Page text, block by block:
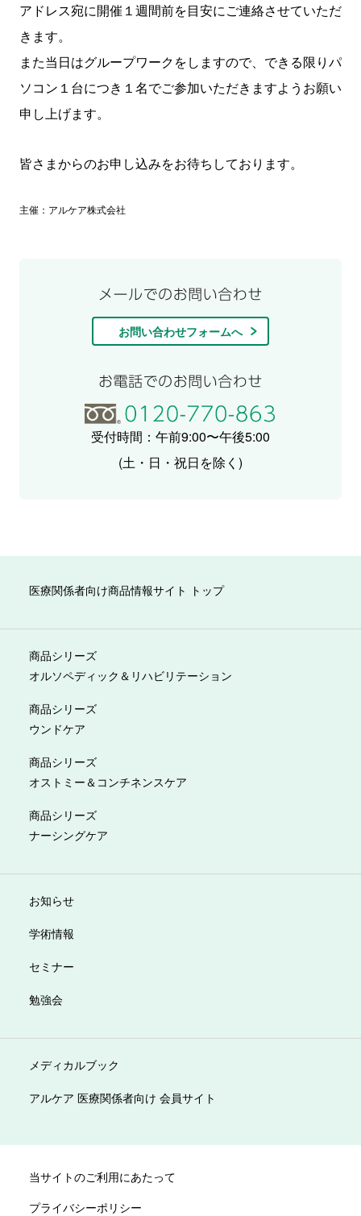
アドレス宛に開催１週間前を目安にご連絡させていただ
きます。
また当日はグループワークをしますので、できる限りパ
ソコン１台につき１名でご参加いただきますようお願い
申し上げます。
皆さまからのお申し込みをお待ちしております。
主催：アルケア株式会社
お問い合わせフォームへ
受付時間：午前9:00〜午後5:00
(土・日・祝日を除く)
医療関係者向け商品情報サイト トップ
商品シリーズ
オルソペディック＆リハビリテーション
商品シリーズ
ウンドケア
商品シリーズ
オストミー＆コンチネンスケア
商品シリーズ
ナーシングケア
お知らせ
学術情報
セミナー
勉強会
メディカルブック
アルケア 医療関係者向け 会員サイト
当サイトのご利用にあたって
プライバシーポリシー